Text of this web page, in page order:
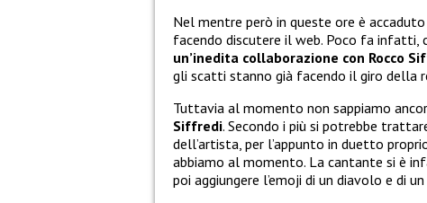
Nel mentre però in queste ore è
facendo discutere il web. Poco fa infatti,
un’inedita collaborazione con Rocco
gli scatti stanno già facendo il giro della
Tuttavia al momento non sappiamo
Siffredi. Secondo i più si potrebbe
dell’artista, per l’appunto in duetto
abbiamo al momento. La cantante si è
poi aggiungere l’emoji di un diavolo e di